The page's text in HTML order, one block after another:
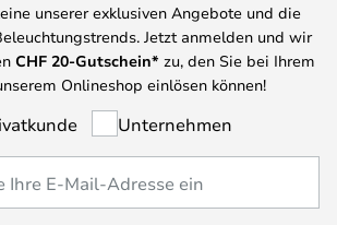
unserer exklusiven Angebote und die
Jetzt anmelden und wir
CHF 20-Gutschein* zu, den Sie bei Ihrem
Onlineshop einlösen können!
Unternehmen